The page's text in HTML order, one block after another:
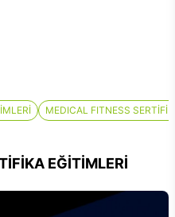
MEDICAL FITNESS
EĞİTİMLERİ